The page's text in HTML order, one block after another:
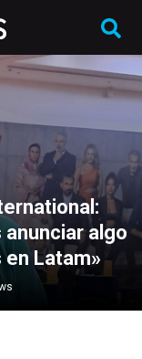
algo
Latam»